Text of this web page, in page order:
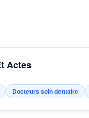
Actes
Docteurs soin dentaire